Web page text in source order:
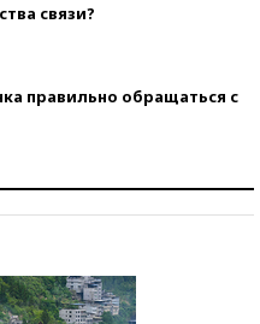
связи?
правильно обращаться с